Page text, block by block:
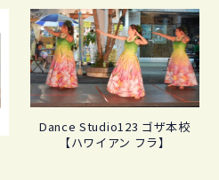
Dance Studio123 ゴザ本校
【ハワイアン フラ】